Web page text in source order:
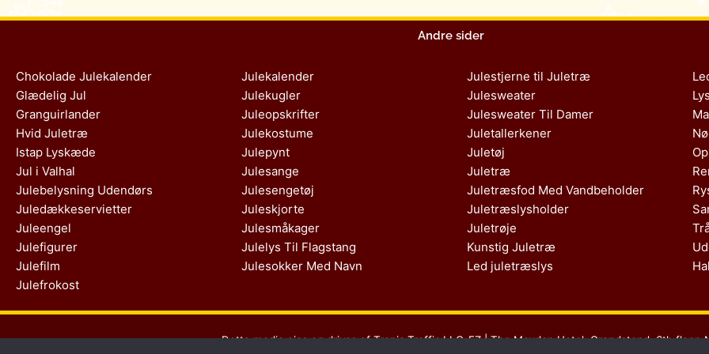
Andre sider
Chokolade Julekalender
Glædelig Jul
Granguirlander
Hvid Juletræ
Istap Lyskæde
Jul i Valhal
Julebelysning Udendørs
Juledækkeservietter
Juleengel
Julefigurer
Julefilm
Julefrokost
Julekalender
Julekugler
Juleopskrifter
Julekostume
Julepynt
Julesange
Julesengetøj
Juleskjorte
Julesmåkager
Julelys Til Flagstang
Julesokker Med Navn
Julestjerne til Juletræ
Julesweater
Julesweater Til Damer
Juletallerkener
Juletøj
Juletræ
Juletræsfod Med Vandbeholder
Juletræslysholder
Juletrøje
Kunstig Juletræ
Led juletræslys
Dette medie ejes og drives af Tropic Traffic LLC-FZ | The Meydan Hotel, Grandstand, 6th floor,